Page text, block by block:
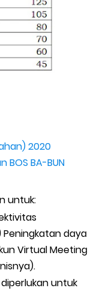
2020
BOS BA-BUN
untuk:
Peningkatan daya
Virtual Meeting
untuk